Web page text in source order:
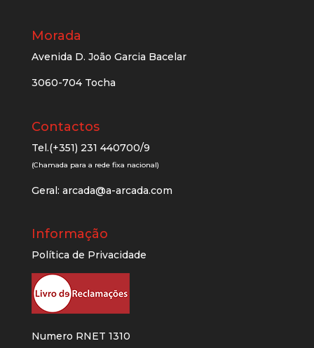
Morada
Avenida D. João Garcia Bacelar
3060-704 Tocha
Contactos
Tel.(+351) 231 440700/9
(Chamada para a rede fixa nacional)
Geral: arcada@a-arcada.com
Informação
Política de Privacidade
Numero RNET 1310